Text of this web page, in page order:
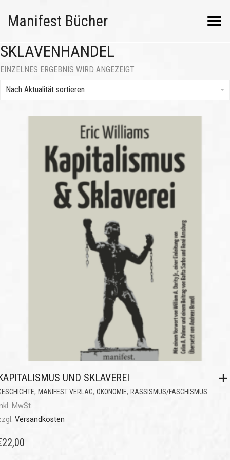
Manifest Bücher Menü umschalten
SKLAVENHANDEL
EINZELNES ERGEBNIS WIRD ANGEZEIGT
Nach Aktualität sortieren
UND SKLAVEREI
, MANIFEST VERLAG, ÖKONOMIE, RASSISMUS/FASCHISMUS
MwSt.
Versandkosten
22,00